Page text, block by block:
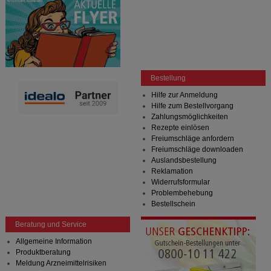
Dritte wie z.B. Google oder soziale Medien
übertragen werden.
Bestellung
Hilfe zur Anmeldung
Hilfe zum Bestellvorgang
Zahlungsmöglichkeiten
Rezepte einlösen
Freiumschläge anfordern
Freiumschläge downloaden
Auslandsbestellung
Reklamation
Widerrufsformular
Problembehebung
Bestellschein
Beratung und Service
Allgemeine Information
Produktberatung
Meldung Arzneimittelrisiken